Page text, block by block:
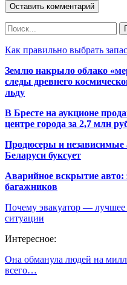
Как правильно выбрать
Землю накрыло облако
следы древнего
льду
В Бресте на аукционе
центре города за 2,7 млн
Продюсеры и независимые
Беларуси буксует
Аварийное вскрытие авто:
багажников
Почему эвакуатор — лучшее
ситуации
Интересное:
Она обманула людей на
всего…